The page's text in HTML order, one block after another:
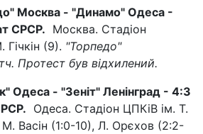
Москва - "Динамо" Одеса -
СРСР. Москва. Стадіон
Гічкін (9). "Торпедо"
Протест був відхилений.
Одеса - "Зеніт" Ленінград - 4:3
Одеса. Стадіон ЦПКіВ ім. Т.
Васін (1:0-10), Л. Орєхов (2:2-